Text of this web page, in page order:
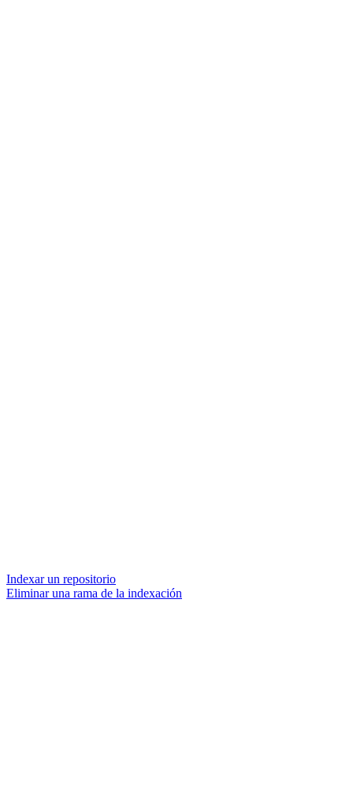
Indexar un repositorio
Eliminar una rama de la indexación